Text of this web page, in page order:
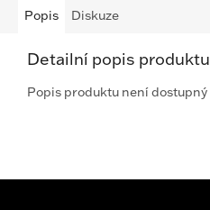
Popis Diskuze
Detailní popis produktu
Popis produktu není dostupný